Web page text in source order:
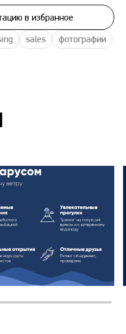
sales
фотографии
в избранное